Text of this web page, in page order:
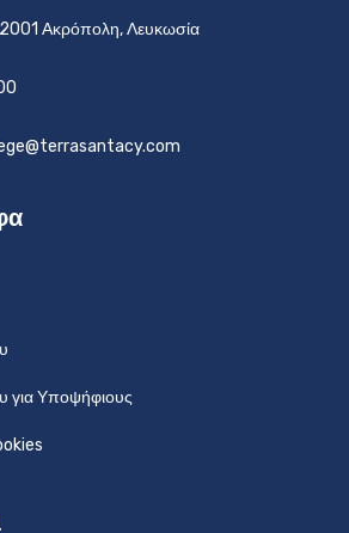
Ακρόπολη, Λευκωσία
για Υποψήφιους